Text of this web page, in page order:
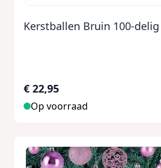
Kerstballen Bruin 100-delig
€ 22,95
Op voorraad